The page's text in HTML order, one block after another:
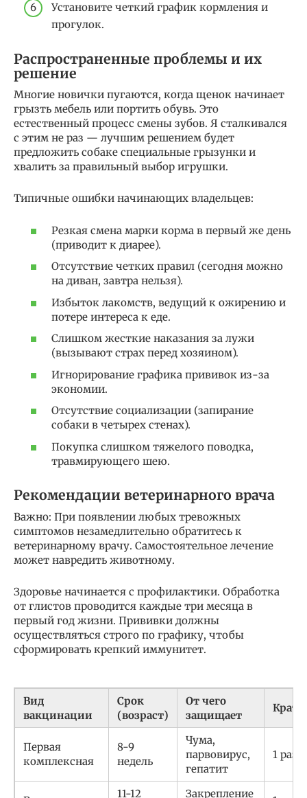
Установите четкий график кормления и
прогулок.
Распространенные проблемы и их
решение
Многие новички пугаются, когда щенок начинает
грызть мебель или портить обувь. Это
естественный процесс смены зубов. Я сталкивался
с этим не раз — лучшим решением будет
предложить собаке специальные грызунки и
хвалить за правильный выбор игрушки.
Типичные ошибки начинающих владельцев:
Резкая смена марки корма в первый же день
(приводит к диарее).
Отсутствие четких правил (сегодня можно
на диван, завтра нельзя).
Избыток лакомств, ведущий к ожирению и
потере интереса к еде.
Слишком жесткие наказания за лужи
(вызывают страх перед хозяином).
Игнорирование графика прививок из-за
экономии.
Отсутствие социализации (запирание
собаки в четырех стенах).
Покупка слишком тяжелого поводка,
травмирующего шею.
Рекомендации ветеринарного врача
Важно: При появлении любых тревожных
симптомов незамедлительно обратитесь к
ветеринарному врачу. Самостоятельное лечение
может навредить животному.
Здоровье начинается с профилактики. Обработка
от глистов проводится каждые три месяца в
первый год жизни. Прививки должны
осуществляться строго по графику, чтобы
сформировать крепкий иммунитет.
Вид
вакцинации
Срок
(возраст)
От чего
защищает
Первая
комплексная
8-9
недель
Чума,
парвовирус,
гепатит
1 раз
11-12 Закрепление